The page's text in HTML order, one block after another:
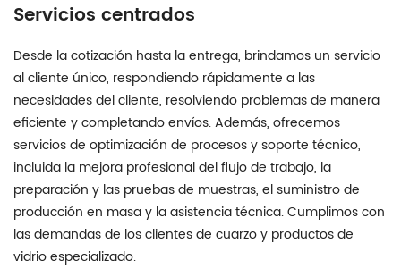
Servicios centrados
Desde la cotización hasta la entrega, brindamos un servicio
al cliente único, respondiendo rápidamente a las
necesidades del cliente, resolviendo problemas de manera
eficiente y completando envíos. Además, ofrecemos
servicios de optimización de procesos y soporte técnico,
incluida la mejora profesional del flujo de trabajo, la
preparación y las pruebas de muestras, el suministro de
producción en masa y la asistencia técnica. Cumplimos con
las demandas de los clientes de cuarzo y productos de
vidrio especializado.